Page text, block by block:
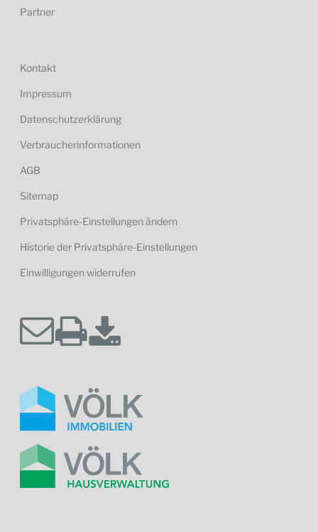
Partner
Kontakt
Impressum
Datenschutzerklärung
Verbraucherinformationen
AGB
Sitemap
Privatsphäre-Einstellungen ändern
Historie der Privatsphäre-Einstellungen
Einwilligungen widerrufen